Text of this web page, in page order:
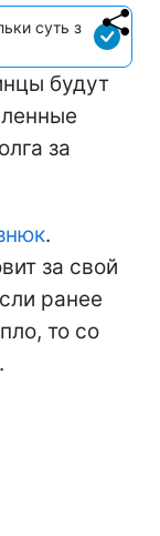
суть з
будут
за
.
за свой
ранее
то со